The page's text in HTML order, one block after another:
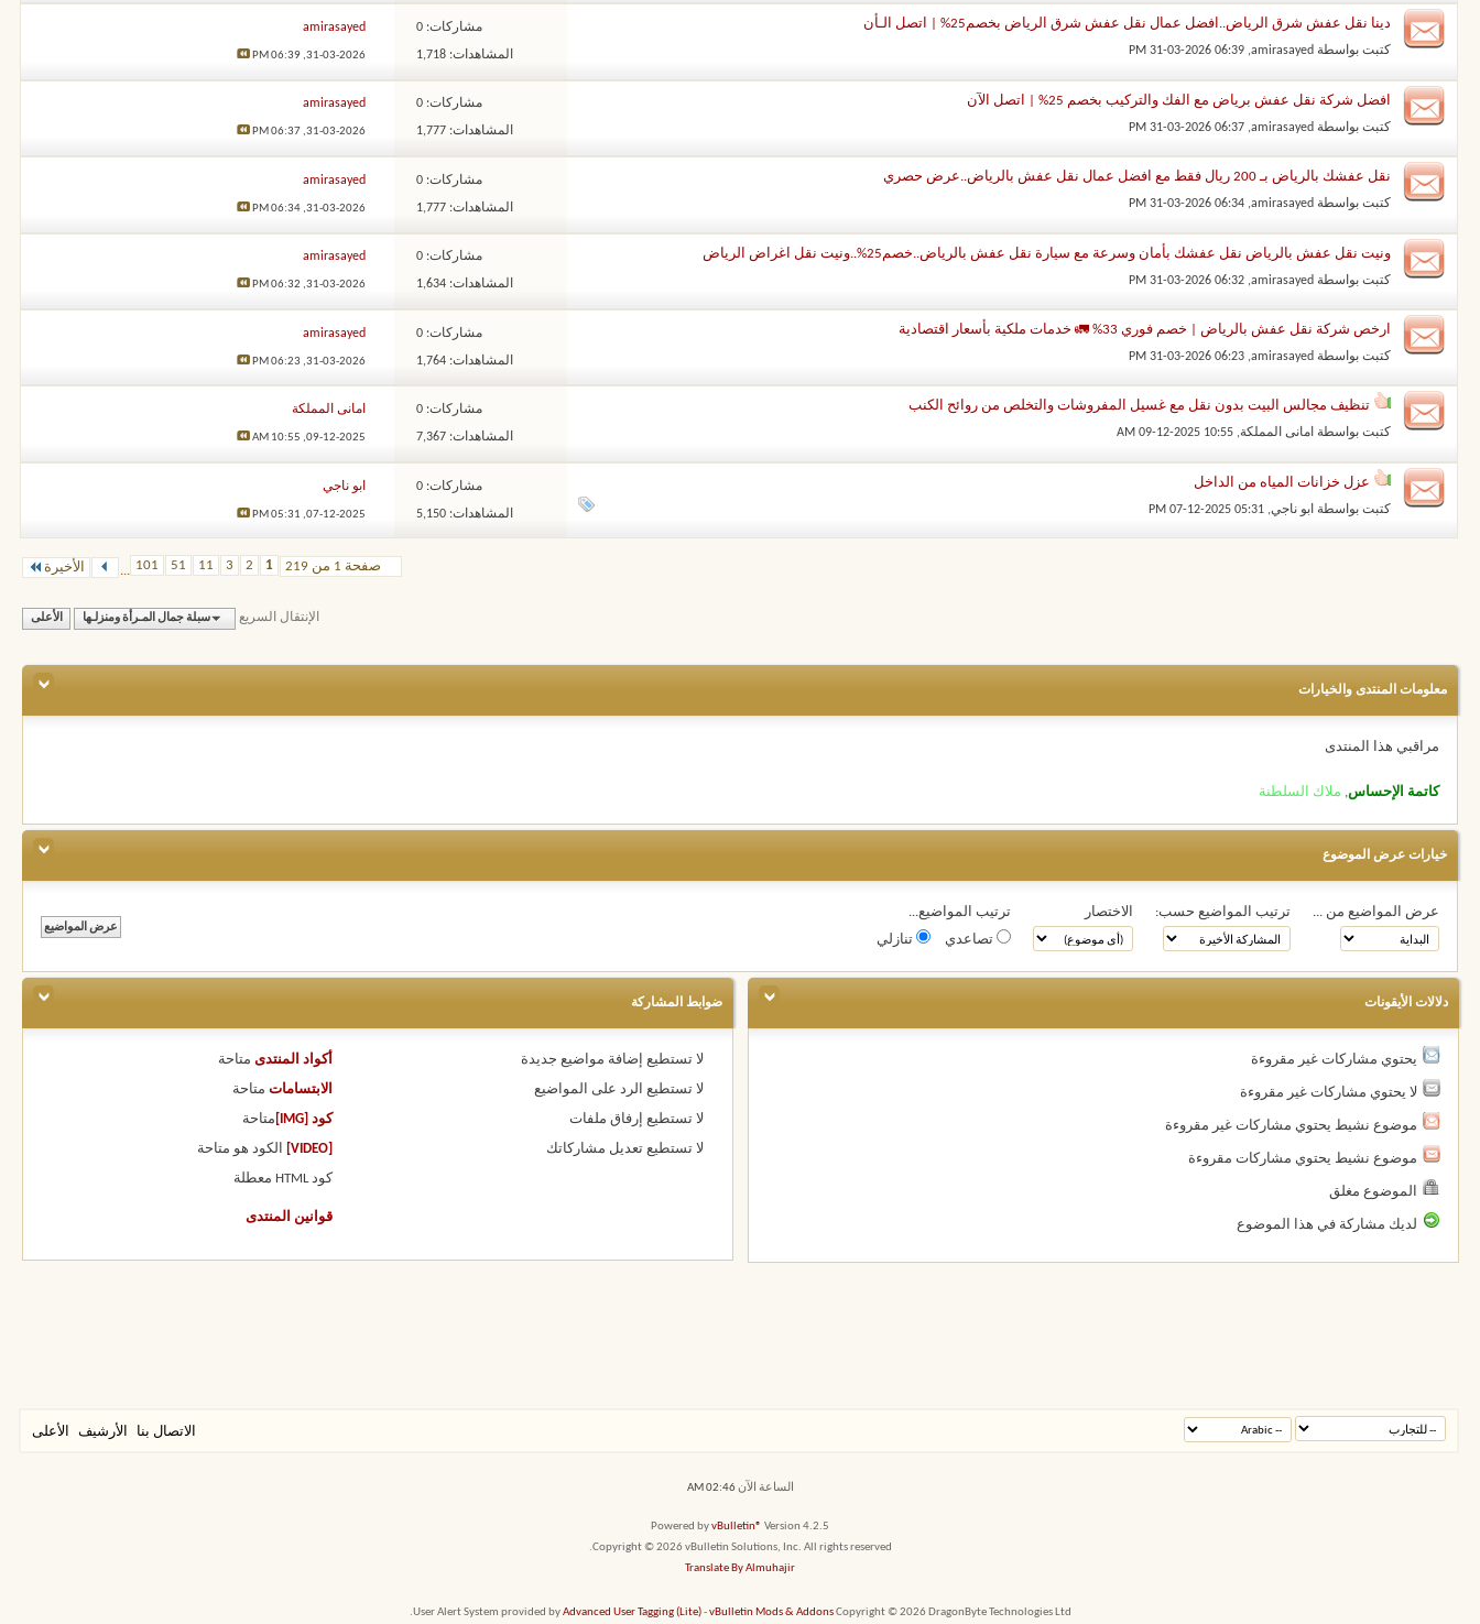
دينا نقل عفش شرق الرياض..افضل عمال نقل عفش شرق الرياض بخصم25% | اتصل الـأن
كتبت بواسطة amirasayed
‏, 31-03-2026 06:39 PM
مشاركات: 0
المشاهدات: 1,718
amirasayed
31-03-2026,
06:39 PM
افضل شركة نقل عفش برياض مع الفك والتركيب بخصم 25% | اتصل الآن
كتبت بواسطة amirasayed
‏, 31-03-2026 06:37 PM
مشاركات: 0
المشاهدات: 1,777
amirasayed
31-03-2026,
06:37 PM
نقل عفشك بالرياض بـ 200 ريال فقط مع افضل عمال نقل عفش بالرياض..عرض حصري
كتبت بواسطة amirasayed
‏, 31-03-2026 06:34 PM
مشاركات: 0
المشاهدات: 1,777
amirasayed
31-03-2026,
06:34 PM
ونيت نقل عفش بالرياض نقل عفشك بأمان وسرعة مع سيارة نقل عفش بالرياض..خصم25%..ونيت نقل اغراض الرياض
كتبت بواسطة amirasayed
‏, 31-03-2026 06:32 PM
مشاركات: 0
المشاهدات: 1,634
amirasayed
31-03-2026,
06:32 PM
ارخص شركة نقل عفش بالرياض | خصم فوري 33% 🚛 خدمات ملكية بأسعار اقتصادية
كتبت بواسطة amirasayed
‏, 31-03-2026 06:23 PM
مشاركات: 0
المشاهدات: 1,764
amirasayed
31-03-2026,
06:23 PM
تنظيف مجالس البيت بدون نقل مع غسيل المفروشات والتخلص من روائح الكنب
كتبت بواسطة امانى المملكة‏, 09-12-2025 10:55 AM
مشاركات: 0
المشاهدات: 7,367
امانى المملكة
09-12-2025,
10:55 AM
عزل خزانات المياه من الداخل
كتبت بواسطة ابو ناجي‏, 07-12-2025 05:31 PM
مشاركات: 0
المشاهدات: 5,150
ابو ناجي
07-12-2025,
05:31 PM
صفحة 1 من 219 1
2
3
11
51
101
... الأخيرة
الإنتقال السريع سبلة جمال المـرأة ومنزلـها الأعلى
معلومات المنتدى والخيارات
مراقبي هذا المنتدى
كاتمة الإحساس, ملاك السلطنة
خيارات عرض الموضوع
عرض المواضيع من ... ترتيب المواضيع حسب: الاختصار
ترتيب المواضيع...
تصاعدي
تنازلي
دلالات الأيقونات
يحتوي مشاركات غير مقروءة
لا يحتوي مشاركات غير مقروءة
موضوع نشيط يحتوي مشاركات غير مقروءة
موضوع نشيط يحتوي مشاركات مقروءة
الموضوع مغلق
لديك مشاركة في هذا الموضوع
ضوابط المشاركة
لا تستطيع إضافة مواضيع جديدة
لا تستطيع الرد على المواضيع
لا تستطيع إرفاق ملفات
لا تستطيع تعديل مشاركاتك
أكواد المنتدى متاحة
الابتسامات متاحة
كود [IMG] متاحة
الكود هو متاحة
كود HTML معطلة
قوانين المنتدى
الاتصال بنا الأرشيف الأعلى
الساعة الآن02:46 AM
Powered byvBulletin® Version 4.2.5
Copyright © 2026 vBulletin Solutions, Inc. All rights reserved.
Translate By Almuhajir
User Alert System provided byAdvanced User Tagging (Lite)-vBulletin Mods & AddonsCopyright © 2026 DragonByte Technologies Ltd.